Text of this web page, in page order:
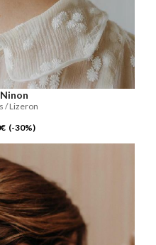
/ Lizeron
(-30%)